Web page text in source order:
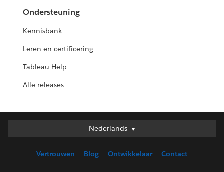
Ondersteuning
Kennisbank
Leren en certificering
Tableau Help
Alle releases
Nederlands
Nederlands
English (UK)
Vertrouwen Blog Ontwikkelaar Contact